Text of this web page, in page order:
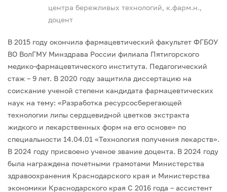
центра бережливых технологий, к.фарм.н.,
доцент
В 2015 году окончила фармацевтический факультет ФГБОУ
ВО ВолГМУ Минздрава России филиала Пятигорского
медико-фармацевтического института. Педагогический
стаж – 9 лет. В 2020 году защитила диссертацию на
соискание ученой степени кандидата фармацевтических
наук на тему: «Разработка ресурсосберегающей
технологии липы сердцевидной цветков экстракта
жидкого и лекарственных форм на его основе» по
специальности 14.04.01 «Технология получения лекарств».
В 2024 году присвоено ученое звание доцента. В 2024 году
была награждена почетными грамотами Министерства
здравоохранения Краснодарского края и Министерства
экономики Краснодарского края С 2016 года – ассистент